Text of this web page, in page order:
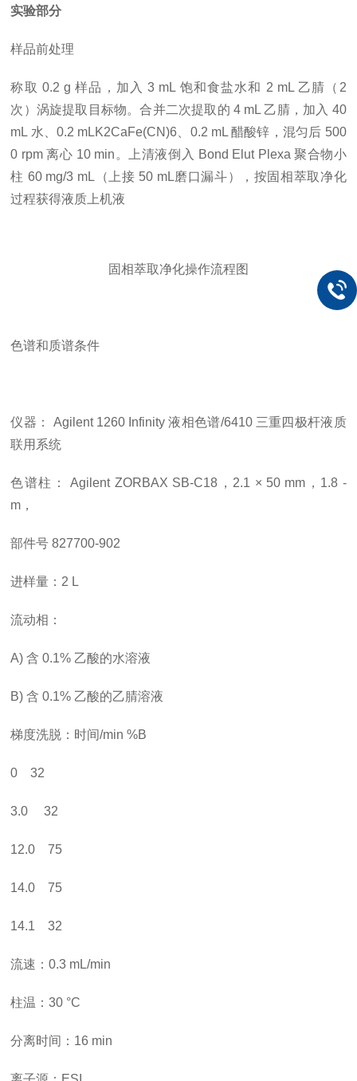
实验部分
样品前处理
称取 0.2 g 样品，加入 3 mL 饱和食盐水和 2 mL 乙腈（2
次）涡旋提取目标物。合并二次提取的 4 mL 乙腈，加入 40
mL 水、0.2 mLK2CaFe(CN)6 、0.2 mL 醋酸锌，混匀后 500
0 rpm 离心 10 min。上清液倒入 Bond Elut Plexa 聚合物小
柱 60 mg/3 mL（上接 50 mL磨口漏斗），按固相萃取净化
过程获得液质上机液
固相萃取净化操作流程图
色谱和质谱条件
仪器： Agilent 1260 Infinity 液相色谱/6410 三重四极杆液质
联用系统
色谱柱： Agilent ZORBAX SB-C18，2.1 × 50 mm，1.8 ­
m，
部件号 827700-902
进样量：2 ­L
流动相：
A) 含 0.1% 乙酸的水溶液
B) 含 0.1% 乙酸的乙腈溶液
梯度洗脱：时间/min %B
0 32
3.0 32
12.0 75
14.0 75
14.1 32
流速：0.3 mL/min
柱温：30 °C
分离时间：16 min